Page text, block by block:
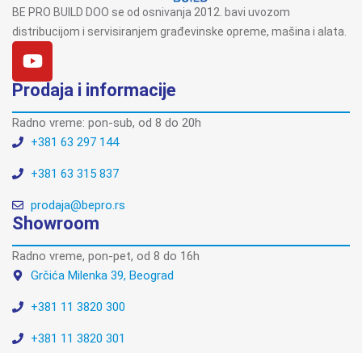
BE PRO BUILD DOO se od osnivanja 2012. bavi uvozom
distribucijom i servisiranjem građevinske opreme, mašina i alata.
Prodaja i informacije
Radno vreme: pon-sub, od 8 do 20h
+381 63 297 144
+381 63 315 837
prodaja@bepro.rs
Showroom
Radno vreme, pon-pet, od 8 do 16h
Grčića Milenka 39, Beograd
+381 11 3820 300
+381 11 3820 301